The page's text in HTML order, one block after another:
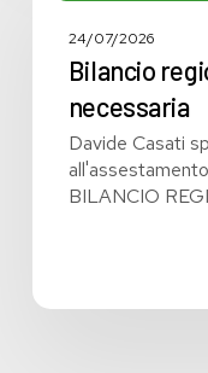
svolta
24/07/2026
Bilancio
necessaria
Davide Casati
BILANCIO